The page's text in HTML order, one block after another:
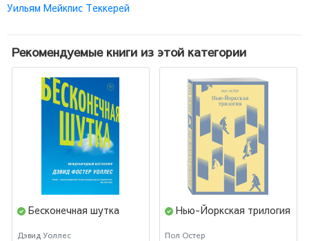
Уильям Мейкпис Теккерей
Рекомендуемые книги из этой категории
Бесконечная шутка
Дэвид Уоллес
Нью-Йоркская трилогия
Пол Остер